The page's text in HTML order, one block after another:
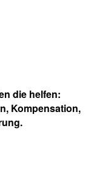
die helfen:
Kompensation,